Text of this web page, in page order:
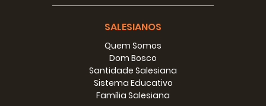
Confissão
25
Sagrada Comunhão
26
SALESIANOS
Quem Somos
Dom Bosco
Santidade Salesiana
Sistema Educativo
Família Salesiana